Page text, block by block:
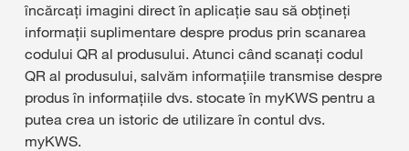
încărcați imagini direct în aplicație sau să obțineți
informații suplimentare despre produs prin scanarea
codului QR al produsului. Atunci când scanați codul
QR al produsului, salvăm informațiile transmise despre
produs în informațiile dvs. stocate în myKWS pentru a
putea crea un istoric de utilizare în contul dvs.
myKWS.